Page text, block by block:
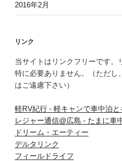
2016年2月
リンク
当サイトはリンクフリーです。
特に必要ありません。（ただし
はご遠慮下さい）
軽RV紀行 - 軽キャンで車中泊と
レジャー通信@広島 - たまに車
ドリーム・エーティー
デルタリンク
フィールドライフ